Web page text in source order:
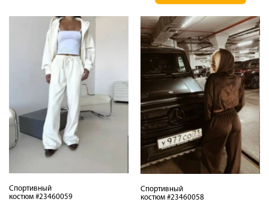
Спортивный
костюм #23460059
Спортивный
костюм #23460058